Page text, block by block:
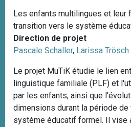
Les enfants multilingues et leur
transition vers le système
Direction de projet
Pascale Schaller, Larissa Trösch
Le projet MuTiK étudie le lien
linguistique familiale (PLF) et
par les enfants, ainsi que
dimensions durant la période
système éducatif formel. Il vise